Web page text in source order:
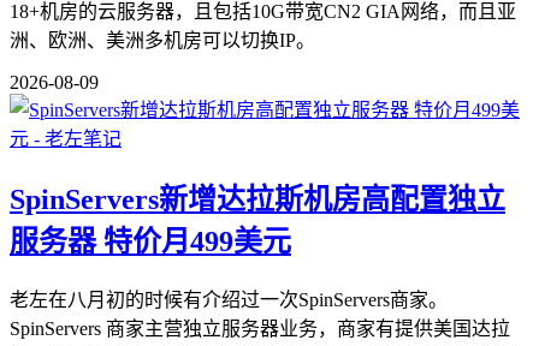
18+机房的云服务器，且包括10G带宽CN2 GIA网络，而且亚
洲、欧洲、美洲多机房可以切换IP。
2026-08-09
SpinServers新增达拉斯机房高配置独立
服务器 特价月499美元
老左在八月初的时候有介绍过一次SpinServers商家。
SpinServers 商家主营独立服务器业务，商家有提供美国达拉